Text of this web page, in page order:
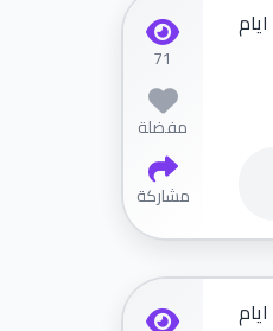
ايام
71
مفضلة
مشاركة
ايام